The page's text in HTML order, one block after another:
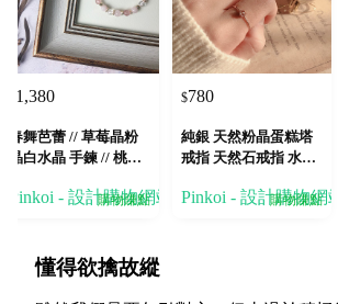
1,380
春舞芭蕾 // 草莓晶粉
晶白水晶 手鍊 // 桃花
Pinkoi - 設計購物網站
購物賺點
$780
純銀 天然粉晶蛋糕塔
戒指 天然石戒指 水晶
Pinkoi - 設計購物網站
購物賺點
懂得欲擒故縱